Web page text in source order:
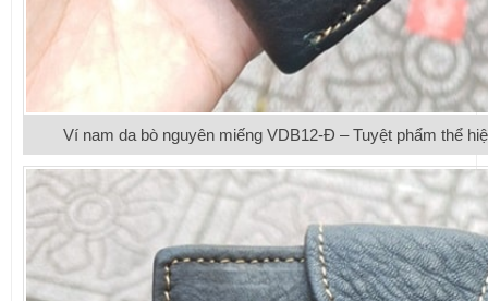
Ví nam da bò nguyên miếng VDB12-Đ – Tuyệt phẩm thể